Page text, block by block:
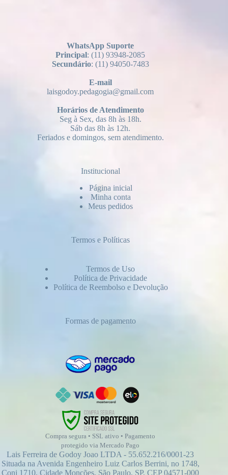
WhatsApp Suporte
Principal: (11) 93948-2085
Secundário: (11) 94050-7483
E-mail
laisgodoy.pedagogia@gmail.com
Horários de Atendimento
Seg à Sex, das 8h às 18h.
Sáb das 8h às 12h.
Feriados e domingos, sem atendimento.
Institucional
Página inicial
Minha conta
Meus pedidos
Termos e Políticas
Termos de Uso
Política de Privacidade
Política de Reembolso e Devolução
Formas de pagamento
Compra segura • SSL ativo • Pagamento
protegido via Mercado Pago
Lais Ferreira de Godoy Joao LTDA - 55.652.216/0001-23
Situada na Avenida Engenheiro Luiz Carlos Berrini, no 1748,
Conj 1710, Cidade Monções, São Paulo, SP, CEP 04571-000